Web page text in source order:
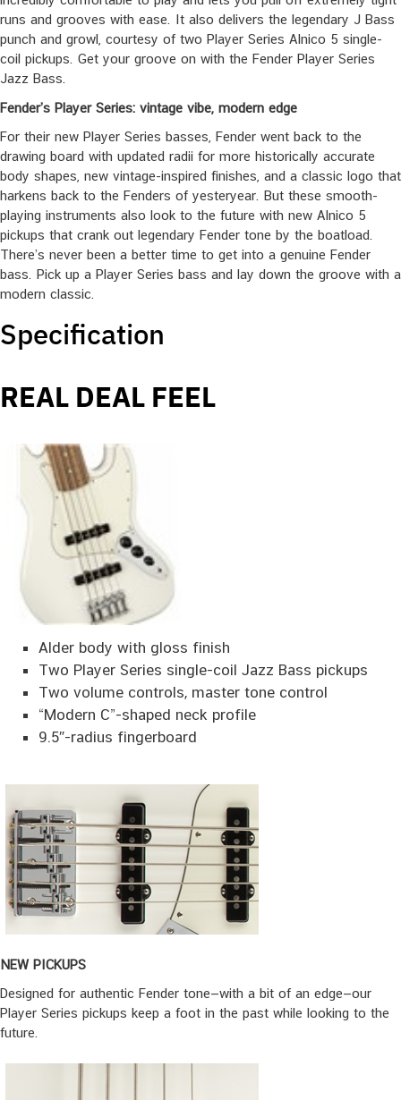
runs and grooves with ease. It also delivers the legendary J Bass
punch and growl, courtesy of two Player Series Alnico 5 single-
coil pickups. Get your groove on with the Fender Player Series
Jazz Bass.
Fender’s Player Series: vintage vibe, modern edge
For their new Player Series basses, Fender went back to the
drawing board with updated radii for more historically accurate
body shapes, new vintage-inspired finishes, and a classic logo that
harkens back to the Fenders of yesteryear. But these smooth-
playing instruments also look to the future with new Alnico 5
pickups that crank out legendary Fender tone by the boatload.
There’s never been a better time to get into a genuine Fender
bass. Pick up a Player Series bass and lay down the groove with a
modern classic.
Specification
REAL DEAL FEEL
Alder body with gloss finish
Two Player Series single-coil Jazz Bass pickups
Two volume controls, master tone control
“Modern C”-shaped neck profile
9.5″-radius fingerboard
NEW PICKUPS
Designed for authentic Fender tone—with a bit of an edge—our
Player Series pickups keep a foot in the past while looking to the
future.